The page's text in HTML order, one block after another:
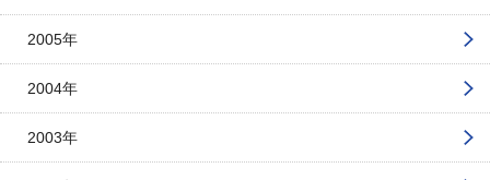
2005年
2004年
2003年